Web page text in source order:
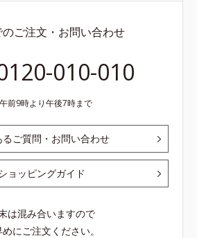
ご注文・お問い合わせ
010-010
午前9時より午後7時まで
るご質問・お問い合わせ
ョッピングガイド
は混み合いますので
にご注文ください。